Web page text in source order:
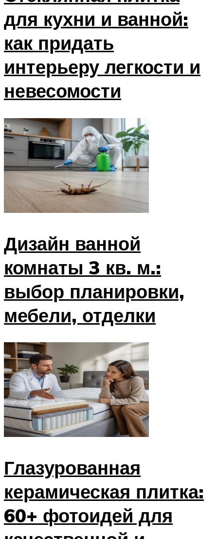
для кухни и ванной:
как придать
интерьеру легкости и
невесомости
Дизайн ванной
комнаты 3 кв. м.:
выбор планировки,
мебели, отделки
Глазурованная
керамическая плитка:
60+ фотоидей для